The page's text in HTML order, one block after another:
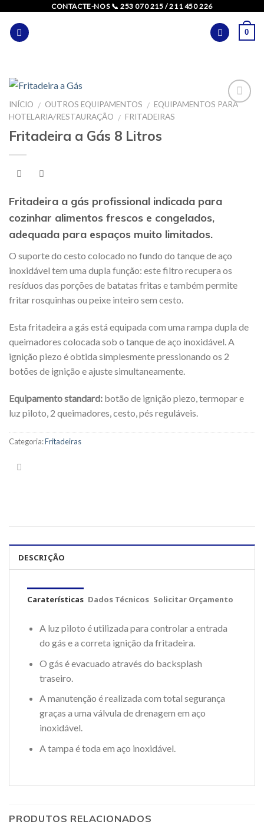
content
CONTACTE-NOS 📞 253 070 215 / 211 450 226
0
INÍCIO / OUTROS EQUIPAMENTOS / EQUIPAMENTOS PARA
HOTELARIA/RESTAURAÇÃO / FRITADEIRAS
Fritadeira a Gás 8 Litros
Fritadeira a gás profissional indicada para
cozinhar alimentos frescos e congelados,
adequada para espaços muito limitados.
O suporte do cesto colocado no fundo do tanque de aço
inoxidável tem uma dupla função: este filtro recupera os
resíduos das porções de batatas fritas e também permite
fritar rosquinhas ou peixe inteiro sem cesto.
Esta fritadeira a gás está equipada com uma rampa dupla de
queimadores colocada sob o tanque de aço inoxidável. A
ignição piezo é obtida simplesmente pressionando os 2
botões de ignição e ajuste simultaneamente.
Equipamento standard: botão de ignição piezo, termopar e
luz piloto, 2 queimadores, cesto, pés reguláveis.
Categoria:Fritadeiras
DESCRIÇÃO
Caraterísticas Dados Técnicos Solicitar Orçamento
A luz piloto é utilizada para controlar a entrada
do gás e a correta ignição da fritadeira.
O gás é evacuado através do backsplash
traseiro.
A manutenção é realizada com total segurança
graças a uma válvula de drenagem em aço
inoxidável.
A tampa é toda em aço inoxidável.
PRODUTOS RELACIONADOS